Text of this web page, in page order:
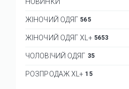
НОВИНКИ
ЖІНОЧИЙ ОДЯГ 565
ЖІНОЧИЙ ОДЯГ XL+ 5653
ЧОЛОВІЧИЙ ОДЯГ 35
РОЗПРОДАЖ XL+ 15